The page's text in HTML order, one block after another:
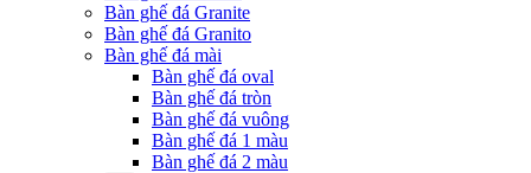
Bàn ghế đá Granite
Bàn ghế đá Granito
Bàn ghế đá mài
Bàn ghế đá oval
Bàn ghế đá tròn
Bàn ghế đá vuông
Bàn ghế đá 1 màu
Bàn ghế đá 2 màu